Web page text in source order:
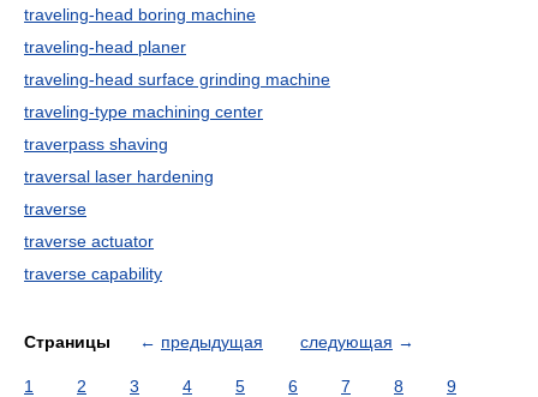
traveling-head boring machine
traveling-head planer
traveling-head surface grinding machine
traveling-type machining center
traverpass shaving
traversal laser hardening
traverse
traverse actuator
traverse capability
Страницы ← предыдущая следующая →
1 2 3 4 5 6 7 8
9